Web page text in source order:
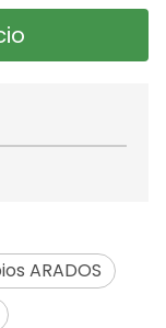
ARADOS